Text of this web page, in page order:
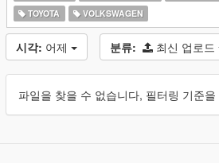
TOYOTA
VOLKSWAGEN
시각: 어제 분류: 최신 업로드
파일을 찾을 수 없습니다, 필터링 기준